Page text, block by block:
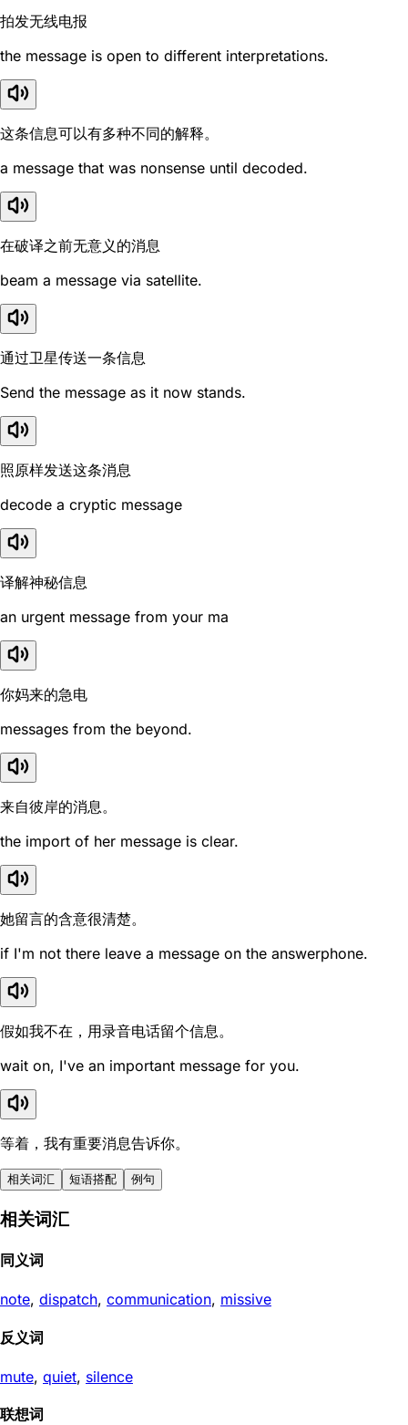
拍发无线电报
the message is open to different interpretations.
这条信息可以有多种不同的解释。
a message that was nonsense until decoded.
在破译之前无意义的消息
beam a message via satellite.
通过卫星传送一条信息
Send the message as it now stands.
照原样发送这条消息
decode a cryptic message
译解神秘信息
an urgent message from your ma
你妈来的急电
messages from the beyond.
来自彼岸的消息。
the import of her message is clear.
她留言的含意很清楚。
if I'm not there leave a message on the answerphone.
假如我不在，用录音电话留个信息。
wait on, I've an important message for you.
等着，我有重要消息告诉你。
相关词汇 短语搭配 例句
相关词汇
同义词
note, dispatch, communication, missive
反义词
mute, quiet, silence
联想词